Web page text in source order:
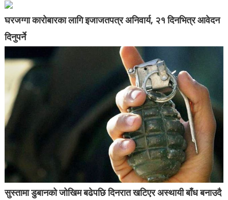
घरजग्गा कारोबारका लागि इजाजतपत्र अनिवार्य, २१ दिनभित्र आवेदन
दिनुपर्ने
सुस्तामा डुबानको जोखिम बढेपछि दिनरात खटिएर अस्थायी बाँध बनाउदै